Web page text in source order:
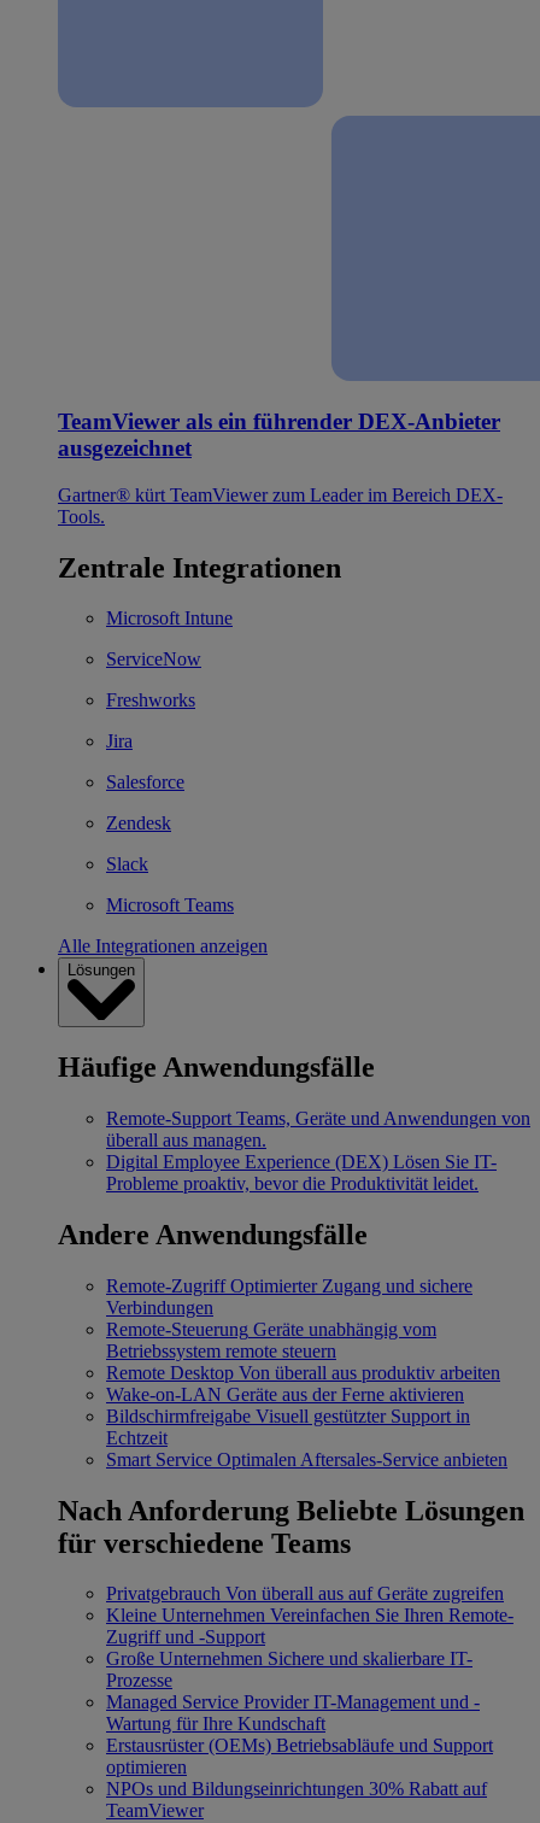
TeamViewer als ein führender DEX-Anbieter
ausgezeichnet
Gartner® kürt TeamViewer zum Leader im Bereich DEX-
Tools.
Zentrale Integrationen
Microsoft Intune
ServiceNow
Freshworks
Jira
Salesforce
Zendesk
Slack
Microsoft Teams
Alle Integrationen anzeigen
Lösungen
Häufige Anwendungsfälle
Remote-Support Teams, Geräte und Anwendungen von
überall aus managen.
Digital Employee Experience (DEX) Lösen Sie IT-
Probleme proaktiv, bevor die Produktivität leidet.
Andere Anwendungsfälle
Remote-Zugriff Optimierter Zugang und sichere
Verbindungen
Remote-Steuerung Geräte unabhängig vom
Betriebssystem remote steuern
Remote Desktop Von überall aus produktiv arbeiten
Wake-on-LAN Geräte aus der Ferne aktivieren
Bildschirmfreigabe Visuell gestützter Support in
Echtzeit
Smart Service Optimalen Aftersales-Service anbieten
Nach Anforderung Beliebte Lösungen
für verschiedene Teams
Privatgebrauch Von überall aus auf Geräte zugreifen
Kleine Unternehmen Vereinfachen Sie Ihren Remote-
Zugriff und -Support
Große Unternehmen Sichere und skalierbare IT-
Prozesse
Managed Service Provider IT-Management und -
Wartung für Ihre Kundschaft
Erstausrüster (OEMs) Betriebsabläufe und Support
optimieren
NPOs und Bildungseinrichtungen 30% Rabatt auf
TeamViewer